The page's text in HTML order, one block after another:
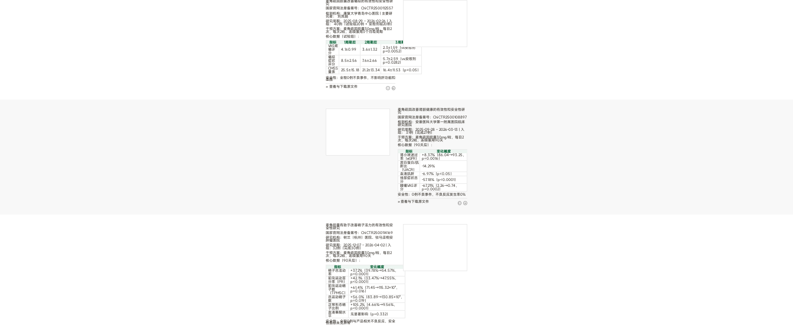
麦角硫因胶囊改善痛经的有效性和安全性研
究
国家官网注册备案号：ChiCTR2500112557
检测机构：康复大学青岛中心医院 | 主要研
究者： 刘凤娟
研究周期：2025-08-29 ~ 2026-02-26 | 入
组： 40例（试验组20例 + 安慰剂组20例）
干预方案：麦角硫因胶囊30mg/粒，每日2
次，每次2粒，连续服用3个月经周期
核心数据（试验组）：
指标
1周期后 2周期后 3周期后
VAS疼
痛评
分
4.1±0.99 3.6±1.32 2.3±1.59（vs安慰剂
p=0.0052）
痛经
症状
评分
8.5±2.56 7.6±2.66 5.7±2.59（vs安慰剂
p=0.0282）
CMSS
量表 25.5±15.18 21.2±13.34
16.4±11.53（p<0.05）
安全性：全程0例不良事件，不影响肝功能和
血脂
查看与下载原文件
麦角硫因改善肾脏健康的有效性和安全性研
究
国家官网注册备案号：ChiCTR2500108897
检测机构：安徽医科大学第一附属医院临床
研究医院
研究周期：2025-09-28 ~ 2026-03-13 | 入
组： 31例（完成27例）
干预方案：麦角硫因胶囊30mg/粒，每日2
次，每次2粒，连续服用90天
核心数据（90天后）：
指标
变化幅度
肾小球滤过
率（eGFR）
+8.37%（86.04→93.25，
p=0.0016）
尿白蛋白/肌
酐比
（UACR）
-14.29%
血清肌酐
-6.97%（p<0.05）
排尿症状总
分
-57.18%（p<0.0001）
腰痛VAS评
分
-67.21%（2.26→0.74，
p=0.0002）
安全性：0例不良事件，不良反应发生率0%
查看与下载原文件
麦角胶囊有助于改善精子活力的有效性和安
全性研究
国家官网注册备案号：ChiCTR2500114169
研究机构：树兰（杭州）医院、驻马店桐安
肿瘤医院
研究周期：2025-12-07 ~ 2026-04-02 | 入
组：32例（完成30例）
干预方案：麦角硫因胶囊30mg/粒，每日2
次，每次2粒，连续服用90天
核心数据（90天后）：
指标
变化幅度
精子总活动
率
+37.2%（39.78%→54.57%，
p<0.0001）
前向运动百
分率（PR）
+42.1%（33.47%→47.55%，
p<0.0001）
前向运动精
子数
（TPMSC）
+61.4%（71.45→115.32×10⁶，
p=0.016）
总运动精子
数
+56.0%（83.89→130.85×10⁶，
p=0.019）
正常形态精
子比例
+105.2%（4.66%→9.56%，
p<0.0001）
血清睾酮水
平
无显著影响（p=0.332）
安全性：全程0例与产品相关不良反应，安全
性指标未见异常